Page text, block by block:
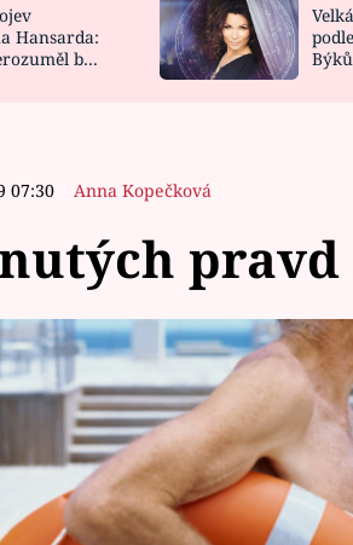
NOVINKY
VIDEORECEPTY
Hansarda:
by
07:30 Anna Kopečková